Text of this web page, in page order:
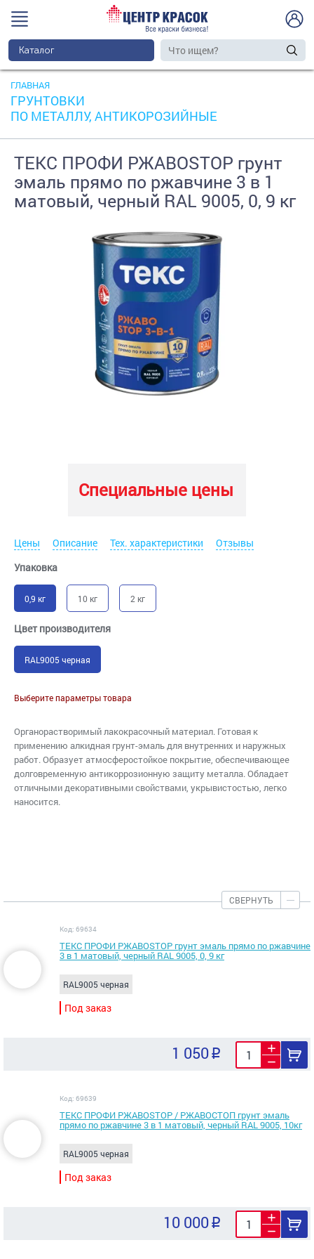
Каталог
ГЛАВНАЯ
ГРУНТОВКИ
ПО МЕТАЛЛУ, АНТИКОРОЗИЙНЫЕ
ТЕКС ПРОФИ РЖАВОSTOP грунт
эмаль прямо по ржавчине 3 в 1
матовый, черный RAL 9005, 0, 9 кг
Специальные цены
Цены Описание Тех. характеристики
Отзывы
Упаковка
0,9 кг 10 кг 2 кг
Цвет производителя
RAL9005 черная
Выберите параметры товара
Органорастворимый лакокрасочный материал. Готовая к
применению алкидная грунт-эмаль для внутренних и наружных
работ. Образует атмосферостойкое покрытие, обеспечивающее
долговременную антикоррозионную защиту металла. Обладает
отличными декоративными свойствами, укрывистостью, легко
наносится.
СВЕРНУТЬ
Код: 69634
ТЕКС ПРОФИ РЖАВОSTOP грунт эмаль прямо по ржавчине
3 в 1 матовый, черный RAL 9005, 0, 9 кг
RAL9005 черная
Под заказ
1 050
Код: 69639
ТЕКС ПРОФИ РЖАВОSTOP / РЖАВОСТОП грунт эмаль
прямо по ржавчине 3 в 1 матовый, черный RAL 9005, 10кг
RAL9005 черная
Под заказ
10 000